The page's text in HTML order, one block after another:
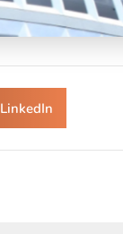
LinkedIn